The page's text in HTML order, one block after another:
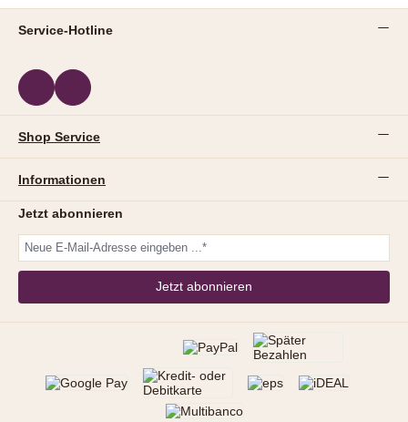
Service-Hotline
Shop Service
Informationen
Jetzt abonnieren
Jetzt abonnieren